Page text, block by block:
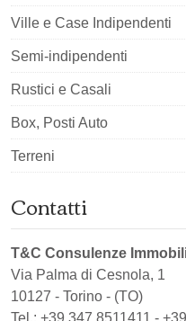
Ville e Case Indipendenti
Semi-indipendenti
Rustici e Casali
Box, Posti Auto
Terreni
Contatti
T&C Consulenze
Via Palma di Cesnola, 1
10127 - Torino - (TO)